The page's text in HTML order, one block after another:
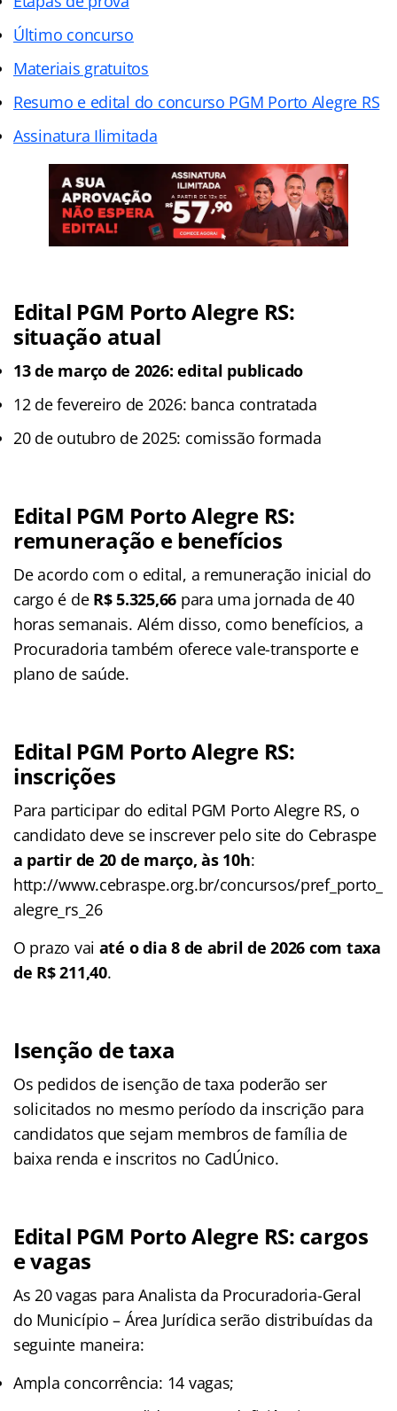
Último concurso
Materiais gratuitos
Resumo e edital do concurso PGM Porto Alegre RS
Assinatura Ilimitada
Edital PGM Porto Alegre RS:
situação atual
13 de março de 2026: edital publicado
12 de fevereiro de 2026: banca contratada
20 de outubro de 2025: comissão formada
Edital PGM Porto Alegre RS:
remuneração e benefícios
De acordo com o edital, a remuneração inicial do
cargo é de R$ 5.325,66 para uma jornada de 40
horas semanais. Além disso, como benefícios, a
Procuradoria também oferece vale-transporte e
plano de saúde.
Edital PGM Porto Alegre RS:
inscrições
Para participar do edital PGM Porto Alegre RS, o
candidato deve se inscrever pelo site do Cebraspe
a partir de 20 de março, às 10h:
http://www.cebraspe.org.br/concursos/pref_porto_
alegre_rs_26
O prazo vai até o dia 8 de abril de 2026 com taxa
de R$ 211,40.
Isenção de taxa
Os pedidos de isenção de taxa poderão ser
solicitados no mesmo período da inscrição para
candidatos que sejam membros de família de
baixa renda e inscritos no CadÚnico.
Edital PGM Porto Alegre RS: cargos
e vagas
As 20 vagas para Analista da Procuradoria-Geral
do Município – Área Jurídica serão distribuídas da
seguinte maneira:
Ampla concorrência: 14 vagas;